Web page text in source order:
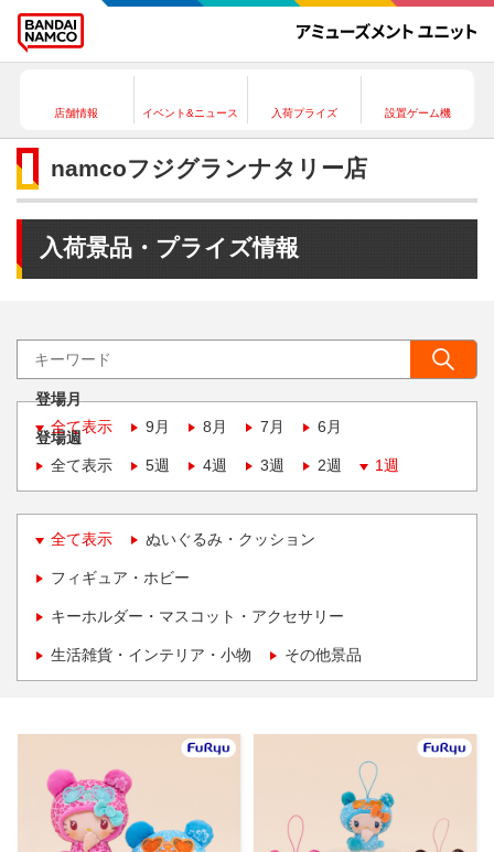
店舗情報 イベント&ニュース 入荷プライズ 設置ゲーム機
namcoフジグランナタリー店
入荷景品・プライズ情報
登場月
全て表示
9月 8月 7月 6月
登場週
全て表示
5週 4週 3週 2週 1週
全て表示 ぬいぐるみ・クッション
フィギュア・ホビー
キーホルダー・マスコット・アクセサリー
生活雑貨・インテリア・小物 その他景品